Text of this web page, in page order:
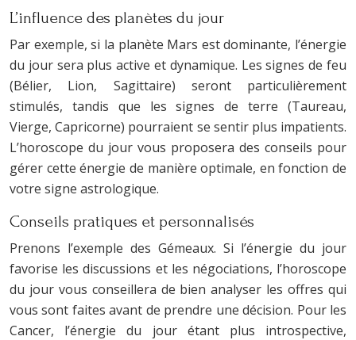
L’influence des planètes du jour
Par exemple, si la planète Mars est dominante, l’énergie
du jour sera plus active et dynamique. Les signes de feu
(Bélier, Lion, Sagittaire) seront particulièrement
stimulés, tandis que les signes de terre (Taureau,
Vierge, Capricorne) pourraient se sentir plus impatients.
L’horoscope du jour vous proposera des conseils pour
gérer cette énergie de manière optimale, en fonction de
votre signe astrologique.
Conseils pratiques et personnalisés
Prenons l’exemple des Gémeaux. Si l’énergie du jour
favorise les discussions et les négociations, l’horoscope
du jour vous conseillera de bien analyser les offres qui
vous sont faites avant de prendre une décision. Pour les
Cancer, l’énergie du jour étant plus introspective,